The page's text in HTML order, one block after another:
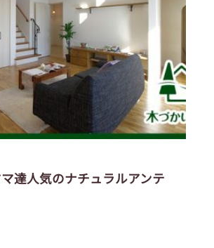
達人気のナチュラルアンテ